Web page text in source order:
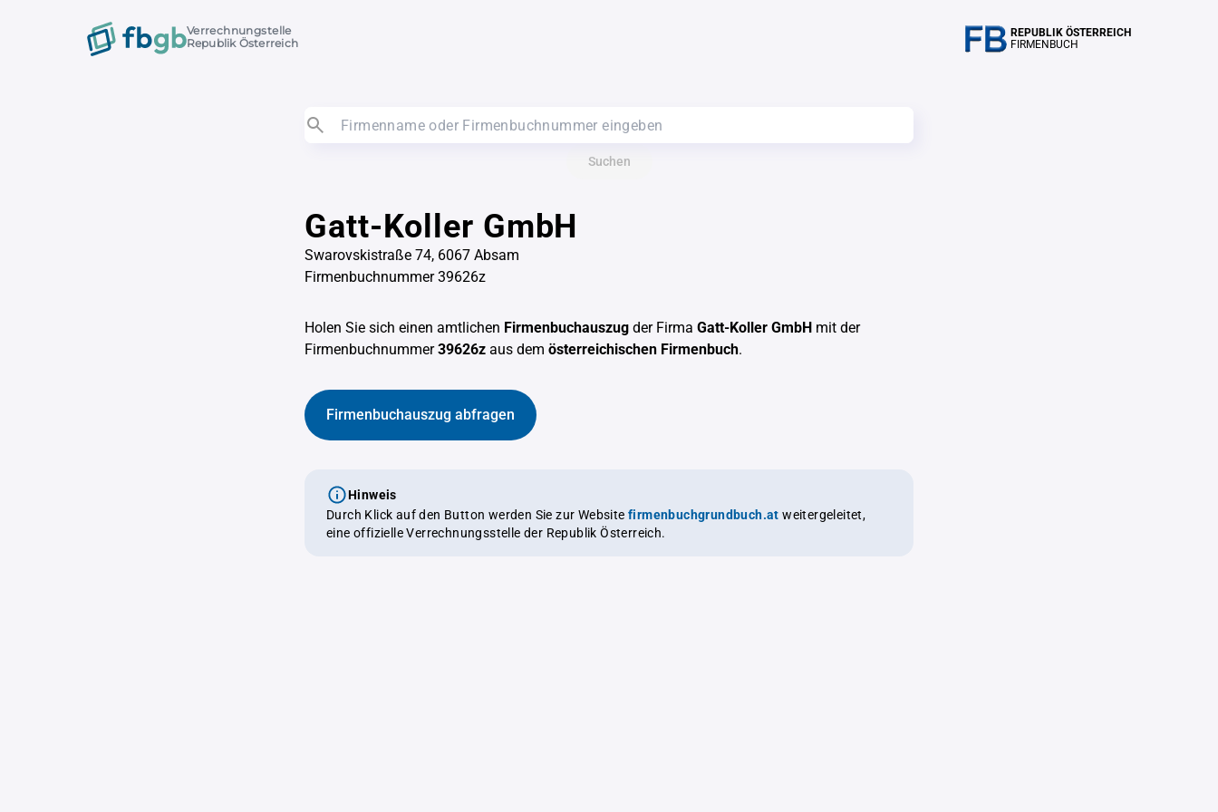
Verrechnungstelle
Republik Österreich
REPUBLIK ÖSTERREICH
FIRMENBUCH
Suchen
Gatt-Koller GmbH
Swarovskistraße 74, 6067 Absam
Firmenbuchnummer 39626z
Holen Sie sich einen amtlichen Firmenbuchauszug der Firma Gatt-Koller GmbH mit der
Firmenbuchnummer39626z aus dem österreichischen Firmenbuch.
Firmenbuchauszug abfragen
Hinweis
Durch Klick auf den Button werden Sie zur Website firmenbuchgrundbuch.at weitergeleitet,
eine offizielle Verrechnungsstelle der Republik Österreich.